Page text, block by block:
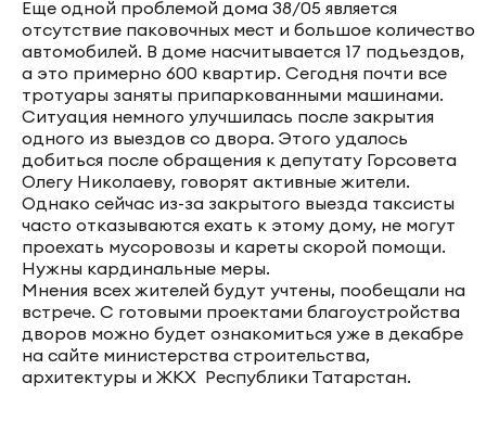
Еще одной проблемой дома 38/05 является
отсутствие паковочных мест и большое количество
автомобилей. В доме насчитывается 17 подьездов,
а это примерно 600 квартир. Сегодня почти все
тротуары заняты припаркованными машинами.
Ситуация немного улучшилась после закрытия
одного из выездов со двора. Этого удалось
добиться после обращения к депутату Горсовета
Олегу Николаеву, говорят активные жители.
Однако сейчас из-за закрытого выезда таксисты
часто отказываются ехать к этому дому, не могут
проехать мусоровозы и кареты скорой помощи.
Нужны кардинальные меры.
Мнения всех жителей будут учтены, пообещали на
встрече. С готовыми проектами благоустройства
дворов можно будет ознакомиться уже в декабре
на сайте министерства строительства,
архитектуры и ЖКХ Республики Татарстан.